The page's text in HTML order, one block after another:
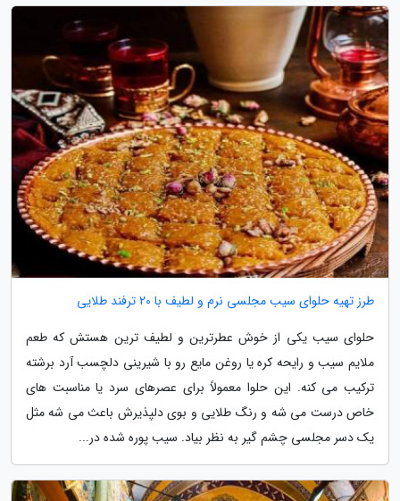
طرز تهیه حلوای سیب مجلسی نرم و لطیف با 20 ترفند طلایی
حلوای سیب یکی از خوش عطرترین و لطیف ترین هستش که طعم
ملایم سیب و رایحه کره یا روغن مایع رو با شیرینی دلچسب آرد برشته
ترکیب می کنه. این حلوا معمولاً برای عصرهای سرد یا مناسبت های
خاص درست می شه و رنگ طلایی و بوی دلپذیرش باعث می شه مثل
یک دسر مجلسی چشم گیر به نظر بیاد. سیب پوره شده در...